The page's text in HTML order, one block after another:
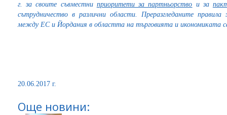
г. за своите съвместни приоритети за партньорство и за
сътрудничество в различни области. Преразгледаните
между ЕС и Йордания в областта на търговията и икономиката
20.06.2017 г.
Още новини: